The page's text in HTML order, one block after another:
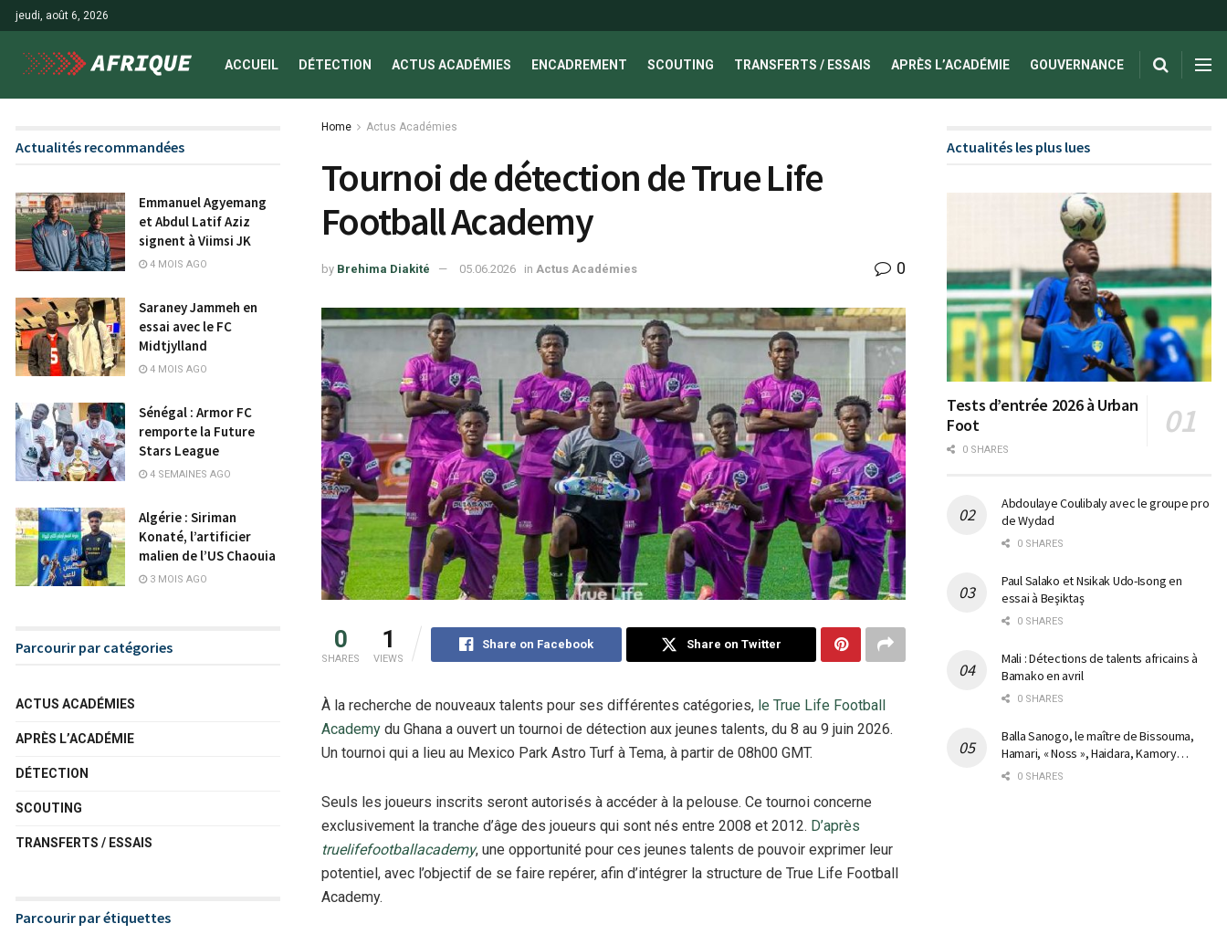
jeudi, août 6, 2026
ACCUEIL DÉTECTION ACTUS ACADÉMIES ENCADREMENT SCOUTING TRANSFERTS / ESSAIS APRÈS L’ACADÉMIE GOUVERNANCE
Home Actus Académies
Tournoi de détection de True Life
Football Academy
by Brehima Diakité 05.06.2026 in Actus Académies 0
0
SHARES
1
VIEWS
Share on Facebook Share on Twitter
À la recherche de nouveaux talents pour ses différentes catégories, le True Life Football
Academy du Ghana a ouvert un tournoi de détection aux jeunes talents, du 8 au 9 juin 2026.
Un tournoi qui a lieu au Mexico Park Astro Turf à Tema, à partir de 08h00 GMT.
Seuls les joueurs inscrits seront autorisés à accéder à la pelouse. Ce tournoi concerne
exclusivement la tranche d’âge des joueurs qui sont nés entre 2008 et 2012. D’après
truelifefootballacademy, une opportunité pour ces jeunes talents de pouvoir exprimer leur
potentiel, avec l’objectif de se faire repérer, afin d’intégrer la structure de True Life Football
Academy.
Actualités recommandées
Emmanuel Agyemang
et Abdul Latif Aziz
signent à Viimsi JK
4 MOIS AGO
Saraney Jammeh en
essai avec le FC
Midtjylland
4 MOIS AGO
Sénégal : Armor FC
remporte la Future
Stars League
4 SEMAINES AGO
Algérie : Siriman
Konaté, l’artificier
malien de l’US Chaouia
3 MOIS AGO
Parcourir par catégories
ACTUS ACADÉMIES
APRÈS L’ACADÉMIE
DÉTECTION
SCOUTING
TRANSFERTS / ESSAIS
Parcourir par étiquettes
Actualités les plus lues
Tests d’entrée 2026 à Urban
Foot
0 SHARES
Abdoulaye Coulibaly avec le groupe pro
de Wydad
0 SHARES
Paul Salako et Nsikak Udo-Isong en
essai à Beşiktaş
0 SHARES
Mali : Détections de talents africains à
Bamako en avril
0 SHARES
Balla Sanogo, le maître de Bissouma,
Hamari, « Noss », Haidara, Kamory…
0 SHARES